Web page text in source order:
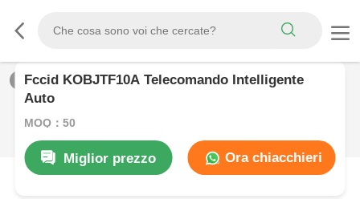
/0
Fccid KOBJTF10A Telecomando Intelligente
Auto
MOQ：50
Miglior prezzo
Ora chiacchieri
DESCRIZIONE DI PRODOTTO